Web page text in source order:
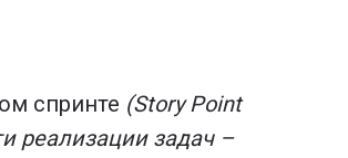
спринте (Story Point
реализации задач –